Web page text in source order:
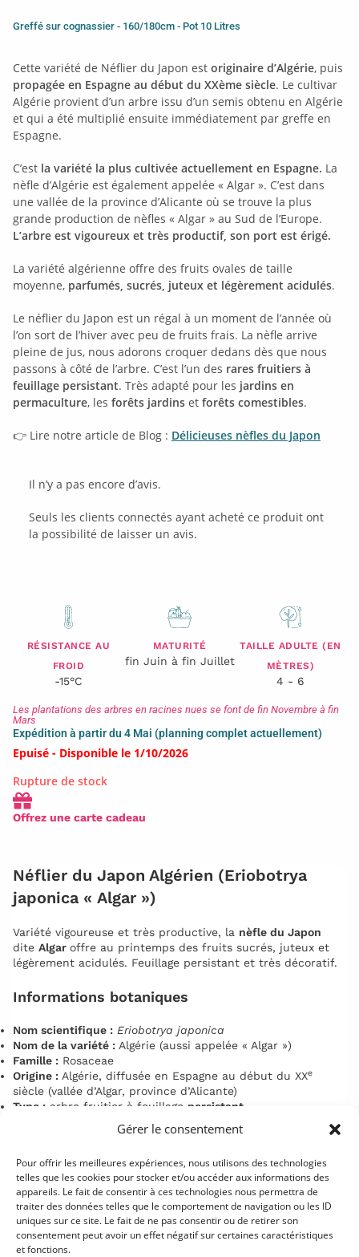
Gérer le consentement
Pour offrir les meilleures expériences, nous utilisons des technologies
telles que les cookies pour stocker et/ou accéder aux informations des
appareils. Le fait de consentir à ces technologies nous permettra de
traiter des données telles que le comportement de navigation ou les ID
uniques sur ce site. Le fait de ne pas consentir ou de retirer son
consentement peut avoir un effet négatif sur certaines caractéristiques
et fonctions.
Greffé sur cognassier - 160/180cm - Pot 10 Litres
Cette variété de Néflier du Japon est originaire d’Algérie, puis
propagée en Espagne au début du XXème siècle. Le cultivar
Algérie provient d’un arbre issu d’un semis obtenu en Algérie
et qui a été multiplié ensuite immédiatement par greffe en
Espagne.
C’est la variété la plus cultivée actuellement en Espagne. La
nèfle d’Algérie est également appelée « Algar ». C’est dans
une vallée de la province d’Alicante où se trouve la plus
grande production de nèfles « Algar » au Sud de l’Europe.
L’arbre est vigoureux et très productif, son port est érigé.
La variété algérienne offre des fruits ovales de taille
moyenne, parfumés, sucrés, juteux et légèrement acidulés.
Le néflier du Japon est un régal à un moment de l’année où
l’on sort de l’hiver avec peu de fruits frais. La nèfle arrive
pleine de jus, nous adorons croquer dedans dès que nous
passons à côté de l’arbre. C’est l’un des rares fruitiers à
feuillage persistant. Très adapté pour les jardins en
permaculture, les forêts jardins et forêts comestibles.
👉 Lire notre article de Blog : Délicieuses nèfles du Japon
Il n’y a pas encore d’avis.
Seuls les clients connectés ayant acheté ce produit ont
la possibilité de laisser un avis.
RÉSISTANCE AU
FROID
-15°C
MATURITÉ
fin Juin à fin Juillet
TAILLE ADULTE (EN
MÈTRES)
4 - 6
Les plantations des arbres en racines nues se font de fin Novembre à fin
Mars
Expédition à partir du 4 Mai (planning complet actuellement)
Epuisé - Disponible le 1/10/2026
Rupture de stock
Offrez une carte cadeau
Néflier du Japon Algérien (Eriobotrya
japonica « Algar »)
Variété vigoureuse et très productive, la nèfle du Japon
dite Algar offre au printemps des fruits sucrés, juteux et
légèrement acidulés. Feuillage persistant et très décoratif.
Informations botaniques
Nom scientifique : Eriobotrya japonica
Nom de la variété : Algérie (aussi appelée « Algar »)
Famille : Rosaceae
Origine : Algérie, diffusée en Espagne au début du XXe
siècle (vallée d’Algar, province d’Alicante)
Type : arbre fruitier à feuillage persistant
jusqu’à –15 °C ; fleurs –5 °C
Description de la variété
« Algérie » est l’une des variétés denéflier du Japon les
plus cultivées en Espagne. L’arbre, auport érigé, présente
une bonnevigueuret un feuillage vert sombre, coriace,
très ornemental toute l’année.
Lafloraison automne–hiver